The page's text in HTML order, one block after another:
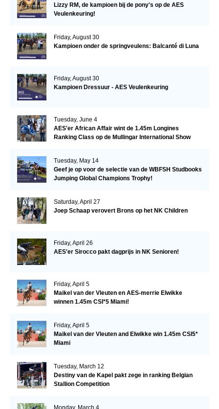
Lizzy RM, de kampioen bij de pony's op de AES
Veulenkeuring!
Friday, August 30
Kampioen onder de springveulens: Balcanté di Luna
Friday, August 30
Kampioen Dressuur - AES Veulenkeuring
Tuesday, June 4
AES'er African Affair wint de 1.45m Longines
Ranking Class op de Mullingar International Show
Tuesday, May 14
Geef je op voor de selectie van de WBFSH Studbooks
Jumping Global Champions Trophy!
Saturday, April 27
Joep Schaap verovert Brons op het NK Children
Friday, April 26
AES'er Sirocco pakt dagprijs in NK Senioren!
Friday, April 5
Maikel van der Vleuten en AES-merrie Elwikke
winnen 1.45m CSI*5 Miami!
Friday, April 5
Maikel van der Vleuten and Elwikke win 1.45m CSI5*
Miami
Tuesday, March 12
Destiny van de Kapel pakt zege in ranking Belgian
Stallion Competition
Monday, March 4